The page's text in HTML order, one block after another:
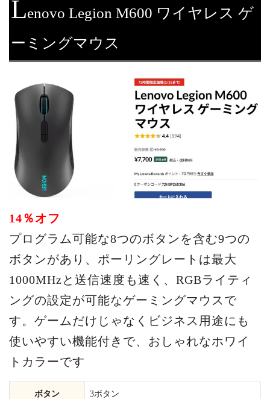
Lenovo Legion M600 ワイヤレス ゲ
ーミングマウス
14％オフ
プログラム可能な8つのボタンを含む9つの
ボタンがあり、ポーリングレートは最大
1000MHzと送信速度も速く、RGBライティ
ングの設定が可能なゲーミングマウスで
す。ゲームだけじゃなくビジネス用途にも
使いやすい機能付きで、おしゃれなホワイ
トカラーです
ボタン 3ボタン